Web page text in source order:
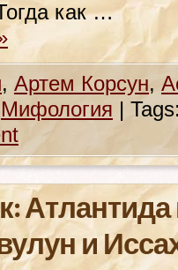
как …
, Артем Корсун,
Мифология |
и